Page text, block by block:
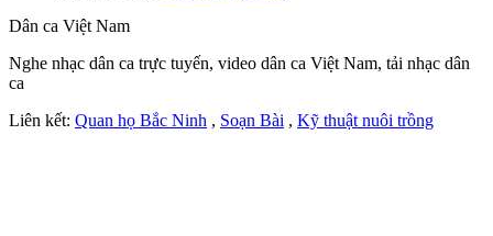
Dân ca Việt Nam
Nghe nhạc dân ca trực tuyến, video dân ca Việt Nam, tải nhạc dân
ca
Liên kết: Quan họ Bắc Ninh , Soạn Bài , Kỹ thuật nuôi trồng